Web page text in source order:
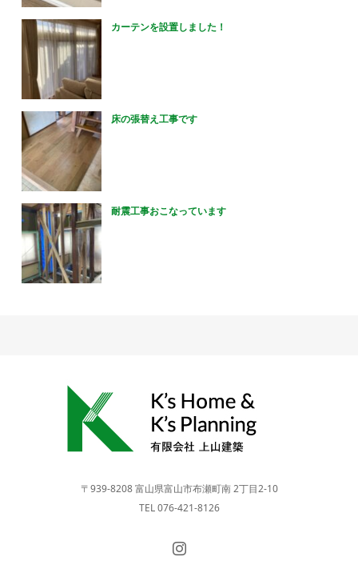
カーテンを設置しました！
床の張替え工事です
耐震工事おこなっています
〒939-8208 富山県富山市布瀬町南 2丁目2-10
TEL 076-421-8126